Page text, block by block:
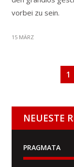
vorbei zu sein.
15 MÄRZ
1
NEUESTE
PRAGMATA